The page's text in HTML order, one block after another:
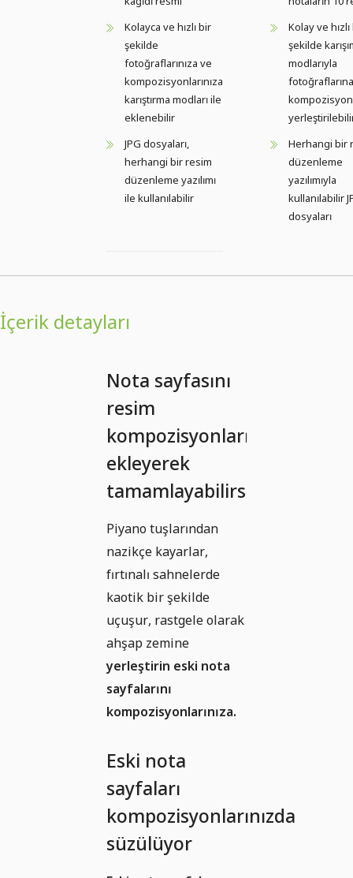
Kolayca ve hızlı bir
şekilde
fotoğraflarınıza ve
kompozisyonlarınıza
karıştırma modları ile
eklenebilir
JPG dosyaları,
herhangi bir resim
düzenleme yazılımı
ile kullanılabilir
Kolay ve
şekilde
modlarıyla
Herhangi bir
düzenleme
yazılımıyla
kullanılabilir
dosyaları
İçerik detayları
Nota sayfasını
resim
kompozisyonlarınıza
ekleyerek
tamamlayabilirsiniz
Piyano tuşlarından
nazikçe kayarlar,
fırtınalı sahnelerde
kaotik bir şekilde
uçuşur, rastgele olarak
ahşap zemine
yerleştirin eski nota
sayfalarını
kompozisyonlarınıza.
Eski nota
sayfaları
kompozisyonlarınızda
süzülüyor